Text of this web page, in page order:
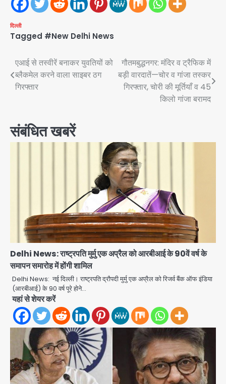
दिल्ली
Tagged #New Delhi News
Post
navigation
एआई से तस्वीरें बनाकर युवतियों को
ब्लैकमेल करने वाला साइबर ठग
गिरफ्तार
गौतमबुद्धनगर: मंदिर व ट्रैफिक में
बड़ी वारदातें—चोर व गांजा तस्कर
गिरफ्तार, चोरी की मूर्तियाँ व 45
किलो गांजा बरामद
संबंधित खबरें
Delhi News: राष्ट्रपति मुर्मु एक अप्रैल को आरबीआई के 90वें वर्ष के
समापन समारोह में होंगी शामिल
Delhi News: नई दिल्ली। राष्ट्रपति द्रौपदी मुर्मु एक अप्रैल को रिजर्व बैंक ऑफ इंडिया
(आरबीआई) के 90 वर्ष पूरे होने…
यहां से शेयर करें